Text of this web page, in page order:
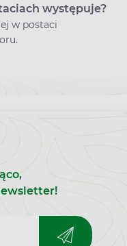
występuje?
w postaci